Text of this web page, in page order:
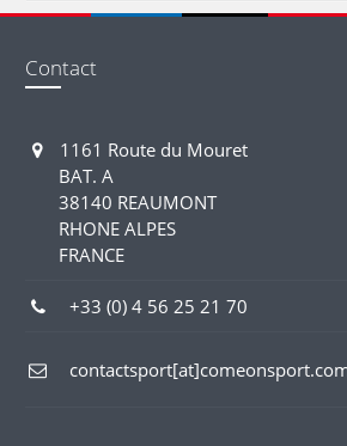
Contact
1161 Route du Mouret
BAT. A
38140 REAUMONT
RHONE ALPES
FRANCE
+33 (0) 4 56 25 21 70